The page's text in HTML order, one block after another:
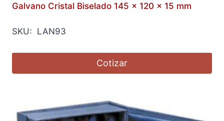
Galvano Cristal Biselado 145 x 120 x 15 mm
SKU: LAN93
Cotizar